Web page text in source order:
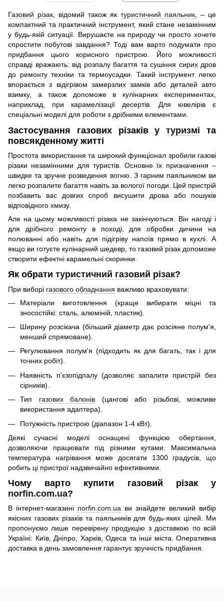
Газовий різак, відомий також як туристичний паяльник, – це
компактний та практичний інструмент, який стане незамінним
у будь-якій ситуації. Вирушаєте на природу чи просто хочете
спростити побутові завдання? Тоді вам варто подумати про
придбання цього корисного пристрою. Його можливості
справді вражають: від розпалу багаття та сушіння сирих дров
до ремонту техніки та термоусадки. Такий інструмент легко
впорається з відігрівом замерзлих замків або деталей авто
взимку, а також допоможе в кулінарних експериментах,
наприклад, при карамелізації десертів. Для ювелірів є
спеціальні моделі для роботи з дрібними елементами.
Застосування газових різаків утуризмі та
повсякденному житті
Простота використання та широкий функціонал зробили газові
різаки незамінними для туристів. Основне їх призначення –
швидке та зручне розведення вогню. З гарним паяльником ви
легко розпалите багаття навіть за вологої погоди. Цей пристрій
позбавить вас довгих спроб висушити дрова або пошуків
відповідного хмизу.
Але на цьому можливості різака не закінчуються. Він нагоді і
для дрібного ремонту в поході, для обробки дичини на
полюванні або навіть для підігріву напоїв прямо в кухлі. А
якщо ви готуєте кулінарний шедевр, то газовий різак допоможе
створити ефектні карамельні скоринки.
Як обрати туристичний газовий різак?
При виборі газового обладнання важливо враховувати:
Матеріали виготовлення (краще вибирати міцні та
зносостійкі: сталь, алюміній, пластик).
Ширину розсікача (більший діаметр дає розсіяне полум'я,
менший спрямоване).
Регулювання полум'я (підходить як для багать, так і для
точних робіт).
Наявність п'єзопідпалу (дозволяє запалити пристрій без
сірників).
Тип газових балонів (цангові або різьбові, можливе
використання адаптера).
Потужність пристрою (діапазон 1-4 кВт).
Деякі сучасні моделі оснащені функцією обертання,
дозволяючи працювати під різними кутами. Максимальна
температура нагрівання може досягати 1300 градусів, що
робить ці пристрої надзвичайно ефективними.
Чому варто купити газовий різак у
norfin.com.ua?
В інтернет-магазині norfin.com.ua ви знайдете великий вибір
якісних газових різаків та паяльників для будь-яких цілей. Ми
пропонуємо лише перевірену продукцію з доставкою по всій
Україні: Київ, Дніпро, Харків, Одеса та інші міста. Оперативна
доставка в день замовлення гарантує зручність придбання.